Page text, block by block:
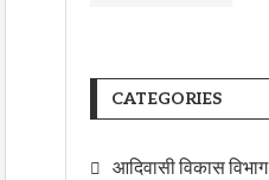
CATEGORIES
आदिवासी विकास विभाग